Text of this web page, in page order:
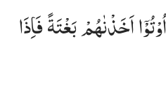
اُوْتُوْۤااَخَذْنٰهُمْبَغْتَةًفَاِذَا